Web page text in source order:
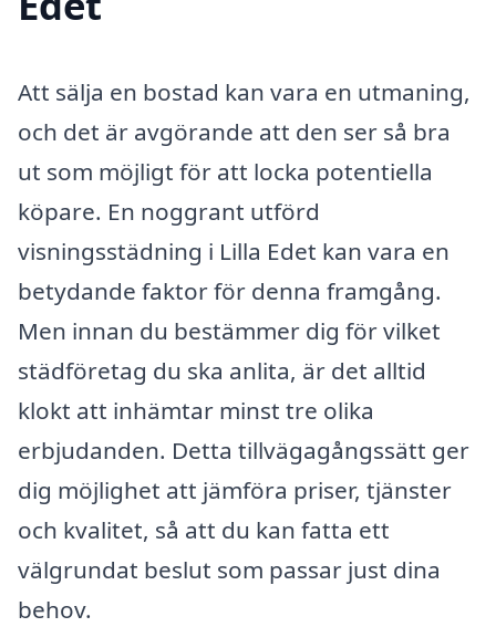
Att sälja en bostad kan vara en utmaning,
och det är avgörande att den ser så bra
ut som möjligt för att locka potentiella
köpare. En noggrant utförd
visningsstädning i Lilla Edet kan vara en
betydande faktor för denna framgång.
Men innan du bestämmer dig för vilket
städföretag du ska anlita, är det alltid
klokt att inhämtar minst tre olika
erbjudanden. Detta tillvägagångssätt ger
dig möjlighet att jämföra priser, tjänster
och kvalitet, så att du kan fatta ett
välgrundat beslut som passar just dina
behov.